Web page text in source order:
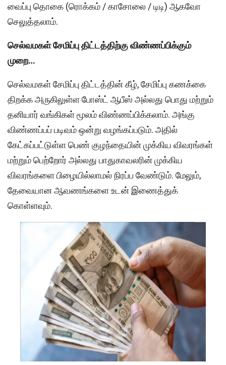
வைப்பு தொகை (ரொக்கம் / காசோலை / டிடி) ஆகவோ
செலுத்தலாம்.
செல்வமகள் சேமிப்பு திட்டத்திற்கு விண்ணப்பிக்கும்
முறை…
செல்வமகள் சேமிப்பு திட்டத்தின் கீழ், சேமிப்பு கணக்கை
திறக்க அருகிலுள்ள போஸ்ட் ஆபீஸ் அல்லது பொது மற்றும்
தனியார் வங்கிகள் மூலம் விண்ணப்பிக்கலாம். அங்கு
விண்ணப்பப் படிவம் ஒன்று வழங்கப்படும். அதில்
கேட்கப்பட்டுள்ள பெண் குழந்தையின் முக்கிய விவரங்கள்
மற்றும் பெற்றோர் அல்லது பாதுகாவலரின் முக்கிய
விவரங்களை பிழையில்லாமல் நிரப்ப வேண்டும். மேலும்,
தேவையான ஆவணங்களை உடன் இணைத்துக்
கொள்ளவும்.